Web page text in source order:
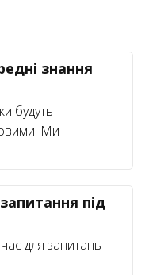
знання
будуть
Ми
під
для запитань